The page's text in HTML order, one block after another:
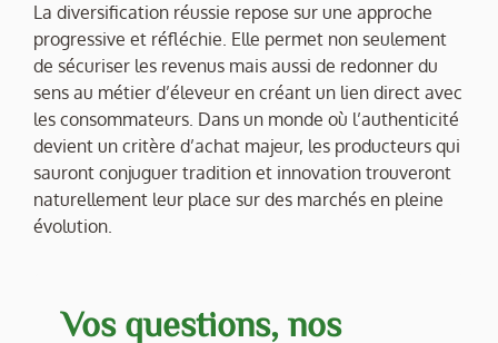
La diversification réussie repose sur une approche
progressive et réfléchie. Elle permet non seulement
de sécuriser les revenus mais aussi de redonner du
sens au métier d’éleveur en créant un lien direct avec
les consommateurs. Dans un monde où l’authenticité
devient un critère d’achat majeur, les producteurs qui
sauront conjuguer tradition et innovation trouveront
naturellement leur place sur des marchés en pleine
évolution.
Vos questions, nos